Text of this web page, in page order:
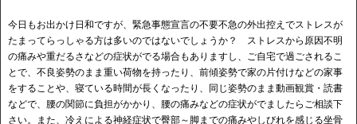
今日もお出かけ日和ですが、緊急事態宣言の不要不急の外出控えでストレスが
たまってらっしゃる方は多いのではないでしょうか？ ストレスから原因不明
の痛みや重だるさなどの症状がでる場合もありますし、ご自宅で過ごされるこ
とで、不良姿勢のまま重い荷物を持ったり、前傾姿勢で家の片付けなどの家事
をすることや、寝ている時間が長くなったり、同じ姿勢のまま動画観賞・読書
などで、腰の関節に負担がかかり、腰の痛みなどの症状がでましたらご相談下
さい。また、冷えによる神経症状で臀部～脚までの痛みやしびれを感じる坐骨